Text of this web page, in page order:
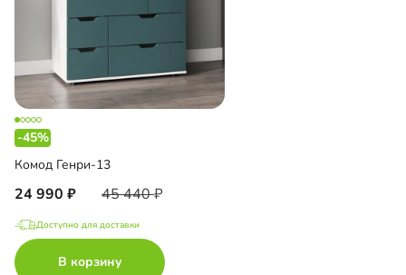
-45%
Комод Генри-13
24 990 45 440
Доступно для доставки
В корзину